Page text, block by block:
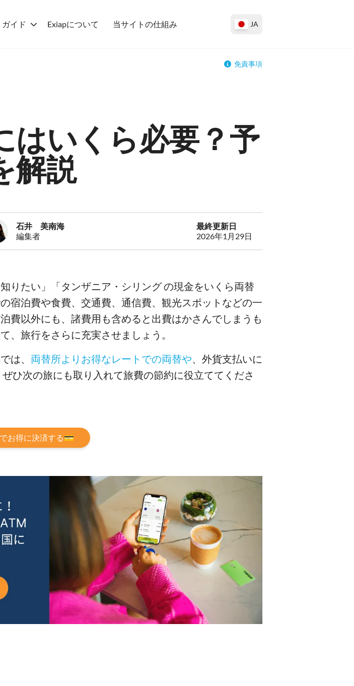
ガイド Exiapについて 当サイトの仕組み JA
免責事項
はいくら必要？予
解説
石井 美南海
編集者
最終更新日
2026年1月29日
りたい」「タンザニア・シリング の現金をいくら両替
宿泊費や食費、交通費、通信費、観光スポットなどの一
費以外にも、諸費用も含めると出費はかさんでしまうも
、旅行をさらに充実させましょう。
は、 両替所よりお得なレートでの両替や、外貨支払いに
ひ次の旅にも取り入れて旅費の節約に役立ててくださ
お得に決済する💳